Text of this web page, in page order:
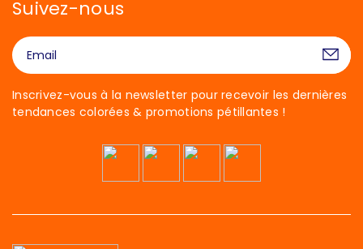
Suivez-nous
Inscrivez-vous à la newsletter pour recevoir les dernières
tendances colorées & promotions pétillantes !